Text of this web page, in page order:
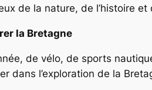
de la nature, de l’histoire et
la Bretagne
de vélo, de sports
dans l’exploration de la